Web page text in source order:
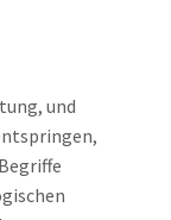
und